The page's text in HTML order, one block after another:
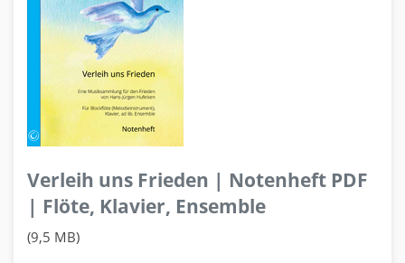
Verleih uns Frieden | Notenheft PDF
| Flöte, Klavier, Ensemble
(9,5 MB)